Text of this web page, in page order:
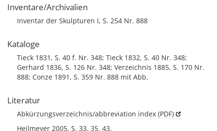
Inventare/Archivalien
Inventar der Skulpturen I, S. 254 Nr. 888
Kataloge
Tieck 1831, S. 40 f. Nr. 348; Tieck 1832, S. 40 Nr. 348;
Gerhard 1836, S. 126 Nr. 348; Verzeichnis 1885, S. 170 Nr.
888; Conze 1891, S. 359 Nr. 888 mit Abb.
Literatur
Abkürzungsverzeichnis/abbreviation index (PDF)
Heilmeyer 2005, S. 33. 35. 43.